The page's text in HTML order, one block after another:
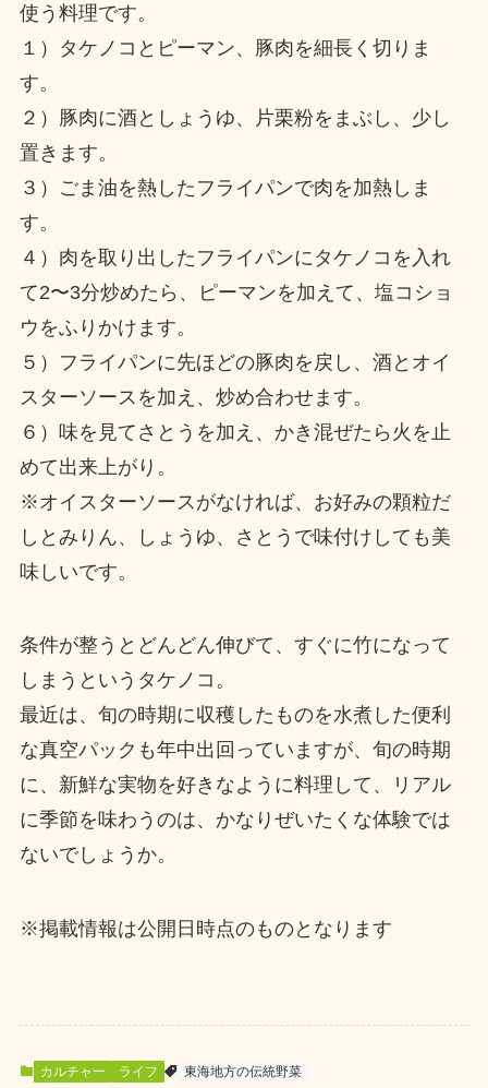
使う料理です。
１）タケノコとピーマン、豚肉を細長く切りま
す。
２）豚肉に酒としょうゆ、片栗粉をまぶし、少し
置きます。
３）ごま油を熱したフライパンで肉を加熱しま
す。
４）肉を取り出したフライパンにタケノコを入れ
て2〜3分炒めたら、ピーマンを加えて、塩コショ
ウをふりかけます。
５）フライパンに先ほどの豚肉を戻し、酒とオイ
スターソースを加え、炒め合わせます。
６）味を見てさとうを加え、かき混ぜたら火を止
めて出来上がり。
※オイスターソースがなければ、お好みの顆粒だ
しとみりん、しょうゆ、さとうで味付けしても美
味しいです。
条件が整うとどんどん伸びて、すぐに竹になって
しまうというタケノコ。
最近は、旬の時期に収穫したものを水煮した便利
な真空パックも年中出回っていますが、旬の時期
に、新鮮な実物を好きなように料理して、リアル
に季節を味わうのは、かなりぜいたくな体験では
ないでしょうか。
※掲載情報は公開日時点のものとなります
カルチャー ライフ 東海地方の伝統野菜